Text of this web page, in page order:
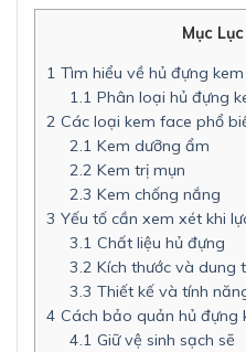
Mục Lục
1 Tìm hiểu về hủ đựng
1.1 Phân loại hủ đựng
2 Các loại kem face phổ
2.1 Kem dưỡng ẩm
2.2 Kem trị mụn
2.3 Kem chống nắng
3 Yếu tố cần xem xét khi
3.1 Chất liệu hủ đựng
3.2 Kích thước và dung
3.3 Thiết kế và tính
4 Cách bảo quản hủ đựng
4.1 Giữ vệ sinh sạch sẽ